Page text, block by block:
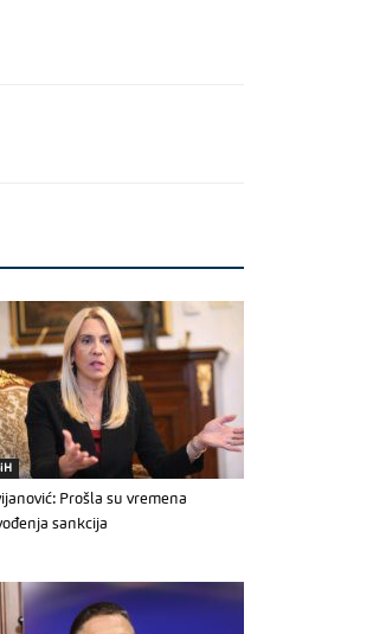
Prošla su vremena
sankcija